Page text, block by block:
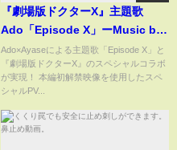
『劇場版ドクターX』主題歌
Ado「Episode X」ーMusic by
AyaseースペシャルPV【12月6日
(金)公開】
Ado×Ayaseによる主題歌「Episode X」と
『劇場版ドクターX』のスペシャルコラボ
が実現！ 本編初解禁映像を使用したスペ
シャルPV...